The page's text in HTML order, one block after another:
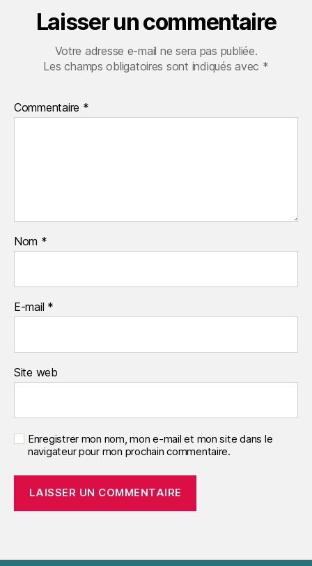
Laisser un commentaire
Votre adresse e-mail ne sera pas publiée.
Les champs obligatoires sont indiqués avec *
Commentaire *
Nom *
E-mail *
Site web
Enregistrer mon nom, mon e-mail et mon site dans le
navigateur pour mon prochain commentaire.